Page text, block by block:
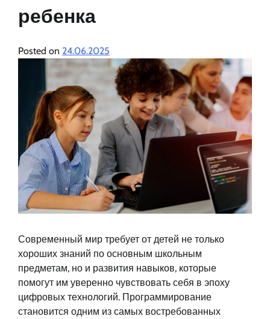
ребенка
Posted on 24.06.2025
Современный мир требует от детей не только
хороших знаний по основным школьным
предметам, но и развития навыков, которые
помогут им уверенно чувствовать себя в эпоху
цифровых технологий. Программирование
становится одним из самых востребованных